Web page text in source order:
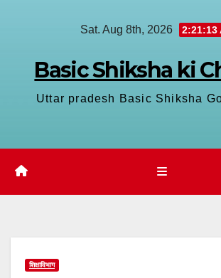
Sat. Aug 8th, 2026 2:21:13
Basic Shiksha ki
Uttar pradesh Basic Shiksha
शिक्षाविभाग